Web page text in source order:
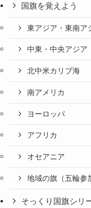
国旗を覚えよう
東アジア・東南ア
中東・中央アジア
北中米カリブ海
南アメリカ
ヨーロッパ
アフリカ
オセアニア
地域の旗（五輪参
そっくり国旗シリ